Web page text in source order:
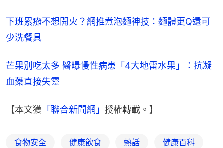
下班累癱不想開火？網推煮泡麵神技：麵體更Q還可
少洗餐具
芒果別吃太多 醫曝慢性病患「4大地雷水果」：抗凝
血藥直接失靈
【本文獲 「聯合新聞網」 授權轉載。】
食物安全 健康飲食 熱話 健康百科